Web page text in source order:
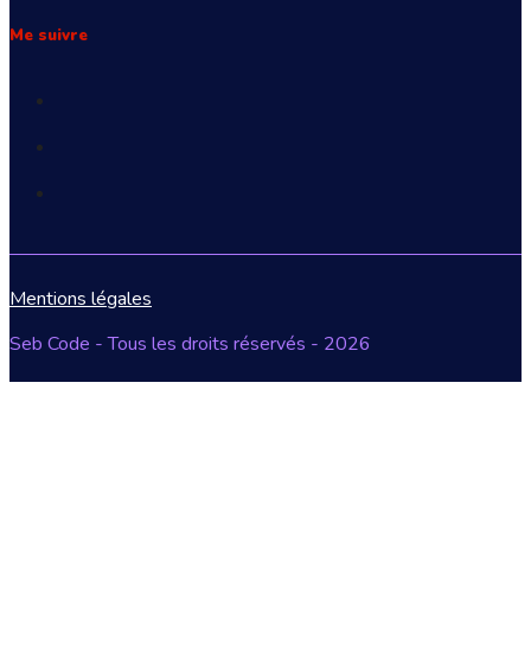
Me suivre
Mentions légales
Seb Code - Tous les droits réservés - 2026